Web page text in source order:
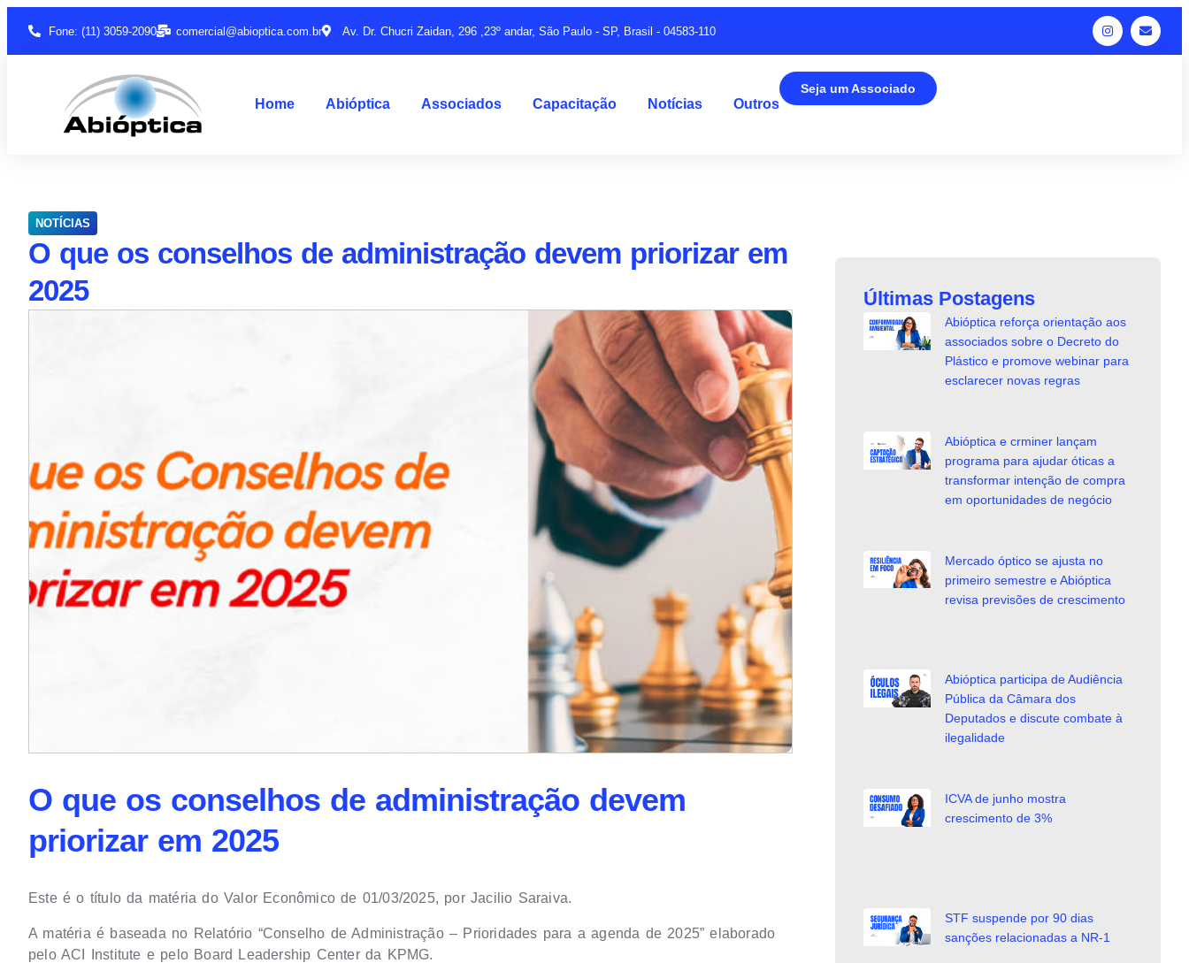
Fone: (11) 3059-2090 comercial@abioptica.com.br Av. Dr. Chucri Zaidan, 296 ,23º andar, São Paulo - SP, Brasil - 04583-110
Home Abióptica Associados Capacitação Notícias Outros
Seja um Associado
NOTÍCIAS
O que os conselhos de administração devem priorizar em
2025
O que os conselhos de administração devem
priorizar em 2025
Este é o título da matéria do Valor Econômico de 01/03/2025, por Jacilio Saraiva.
A matéria é baseada no Relatório “Conselho de Administração – Prioridades para a agenda de 2025” elaborado
pelo ACI Institute e pelo Board Leadership Center da KPMG.
Últimas Postagens
Abióptica reforça orientação aos
associados sobre o Decreto do
Plástico e promove webinar para
esclarecer novas regras
Abióptica e crminer lançam
programa para ajudar óticas a
transformar intenção de compra
em oportunidades de negócio
Mercado óptico se ajusta no
primeiro semestre e Abióptica
revisa previsões de crescimento
Abióptica participa de Audiência
Pública da Câmara dos
Deputados e discute combate à
ilegalidade
ICVA de junho mostra
crescimento de 3%
STF suspende por 90 dias
sanções relacionadas a NR-1